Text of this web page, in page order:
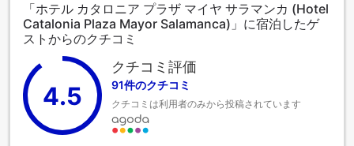
イベントのチケットを確保したり、人気のレストランを予約
したりするのが簡単です。当宿泊施設では、館内のランドリ
ーサービスを利用することで、お気に入りの旅行着を清潔に
保つことができるため、持参する衣類を少なくすることがで
きます。 リラックスしたいなら、ルームサービスなどの室内
設備・サービスで、お部屋で過ごす時間を最大限にお楽しみ
いただけます。当宿泊施設は完全禁煙で、風通しの良い環境
を提供しております。 居心地の良さを追求した各客室は、快
適さを保ちながら、静かな眠りをお約束する様々な機能を備
「ホテル カタロニア プラザ マイヤ サラマンカ (Hotel
Catalonia Plaza Mayor Salamanca)」に宿泊したゲ
ストからのクチコミ
4.5
クチコミ評価
91件のクチコミ
クチコミは利用者のみから投稿されています